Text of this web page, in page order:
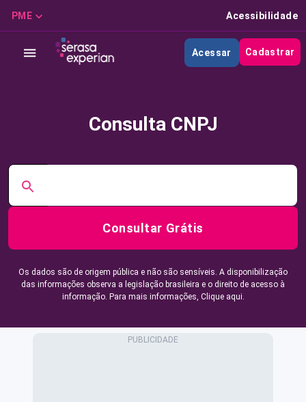
PME Acessibilidade
Acessar Cadastrar
Consulta CNPJ
Consultar Grátis
Os dados são de origem pública e não são sensíveis. A disponibilização
das informações observa a legislação brasileira e o direito de acesso à
informação. Para mais informações, Clique aqui.